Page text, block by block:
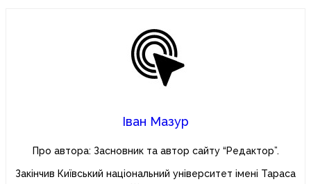
Іван Мазур
Про автора: Засновник та автор сайту “Редактор”.
Закінчив Київський національний університет імені Тараса